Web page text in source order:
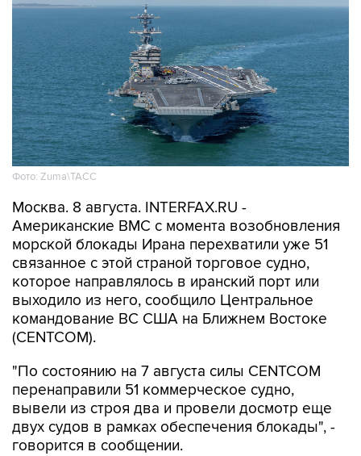
Фото: Zuma\ТАСС
Москва. 8 августа. INTERFAX.RU -
Американские ВМС с момента возобновления
морской блокады Ирана перехватили уже 51
связанное с этой страной торговое судно,
которое направлялось в иранский порт или
выходило из него, сообщило Центральное
командование ВС США на Ближнем Востоке
(CENTCOM).
"По состоянию на 7 августа силы CENTCOM
перенаправили 51 коммерческое судно,
вывели из строя два и провели досмотр еще
двух судов в рамках обеспечения блокады", -
говорится в сообщении.